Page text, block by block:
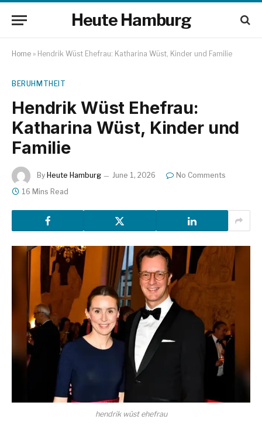
Heute Hamburg
Home » Hendrik Wüst Ehefrau: Katharina Wüst, Kinder und Familie
BERUHMTHEIT
Hendrik Wüst Ehefrau:
Katharina Wüst, Kinder und
Familie
By Heute Hamburg June 1, 2026
No Comments
16 Mins Read
hendrik wüst ehefrau